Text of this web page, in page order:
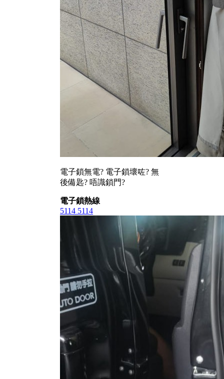
電子鎖無電? 電子鎖壞咗? 無
後備匙? 唔識鎖門?
電子鎖熱線
5114 5114